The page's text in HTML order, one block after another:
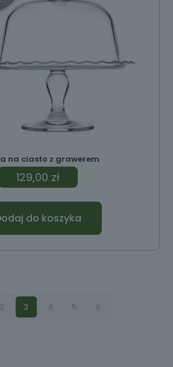
na ciasto z grawerem
129,00 zł
do koszyka
2 3 4 5 6